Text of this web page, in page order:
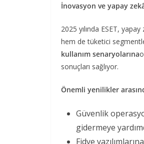
İnovasyon ve yapay
2025 yılında ESET,
hem de tüketici
kullanım senaryolarına
sonuçları sağlıyor.
Önemli yenilikler
Güvenlik
gidermeye
Fidye